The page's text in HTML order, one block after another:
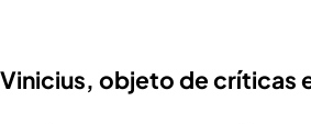
Vinicius, objeto de críticas